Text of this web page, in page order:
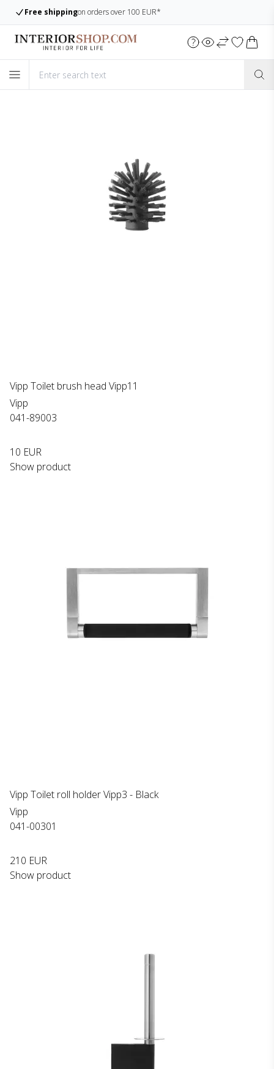
Free shippingon orders over 100 EUR*
Vipp Toilet brush head Vipp11
Vipp
041-89003
10 EUR
Show product
Vipp Toilet roll holder Vipp3 - Black
Vipp
041-00301
210 EUR
Show product